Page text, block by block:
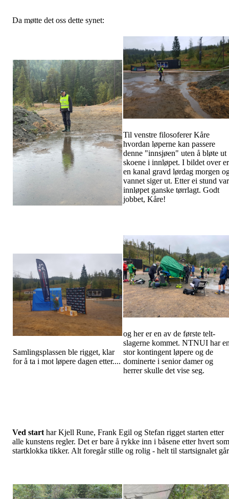
Da møtte det oss dette synet:
Til venstre filosoferer Kåre
hvordan løperne kan passere
denne "innsjøen" uten å bløte ut
skoene i innløpet. I bildet over er
en kanal gravd lørdag morgen
vannet siger ut. Etter ei stund var
innløpet ganske tørrlagt. Godt
jobbet, Kåre!
Samlingsplassen ble rigget, klar
for å ta i mot løpere dagen etter....
og her er en av de første telt-
slagerne kommet. NTNUI har
stor kontingent løpere og de
dominerte i senior damer og
herrer skulle det vise seg.
Ved start har Kjell Rune, Frank Egil og Stefan rigget starten etter
alle kunstens regler. Det er bare å rykke inn i båsene etter hvert som
startklokka tikker. Alt foregår stille og rolig - helt til startsignalet